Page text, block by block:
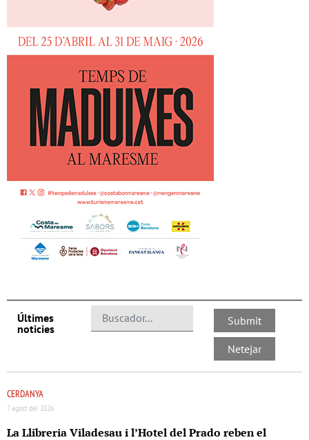
Últimes
noticies
CERDANYA
7 agost del 2026
La Llibreria Viladesau i l’Hotel del Prado reben el